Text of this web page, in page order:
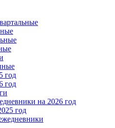
год
год
на 2026 год
год